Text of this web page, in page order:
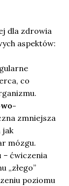
dla zdrowia
aspektów:
co
zmniejsza
jak
mózgu.
– ćwiczenia
„złego”
poziomu